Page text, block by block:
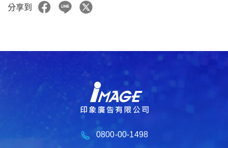
分享到
0800-00-1498